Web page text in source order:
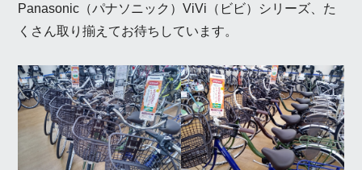
Panasonic（パナソニック）ViVi（ビビ）シリーズ、た
くさん取り揃えてお待ちしています。